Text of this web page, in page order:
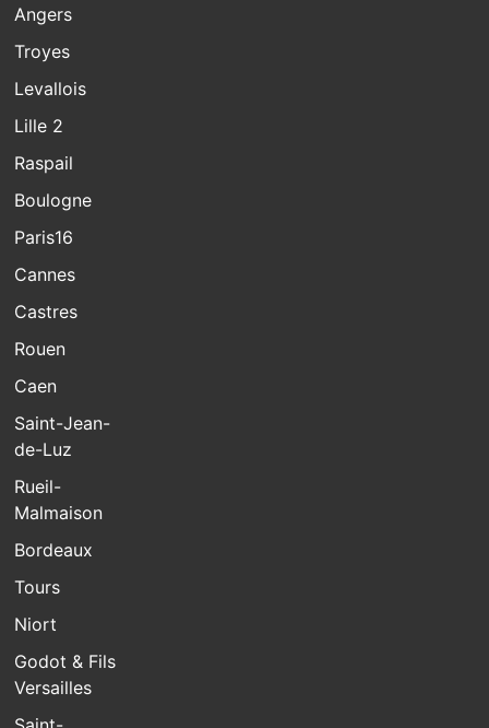
Angers
Troyes
Levallois
Lille 2
Raspail
Boulogne
Paris16
Cannes
Castres
Rouen
Caen
Saint-Jean-
de-Luz
Rueil-
Malmaison
Bordeaux
Tours
Niort
Godot & Fils
Versailles